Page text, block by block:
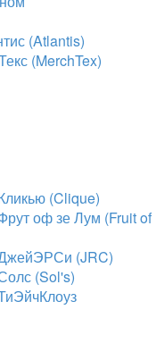
(Atlantis)
(MerchTex)
(Clique)
оф зе Лум (Fruit of
(JRC)
(Sol's)